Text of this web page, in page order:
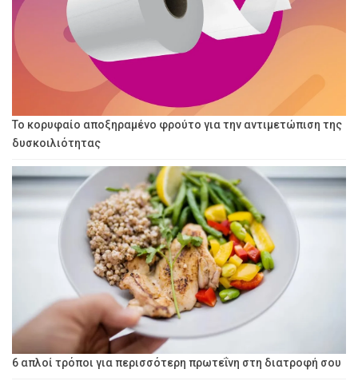
Το κορυφαίο αποξηραμένο φρούτο για την αντιμετώπιση της
δυσκοιλιότητας
6 απλοί τρόποι για περισσότερη πρωτεΐνη στη διατροφή σου